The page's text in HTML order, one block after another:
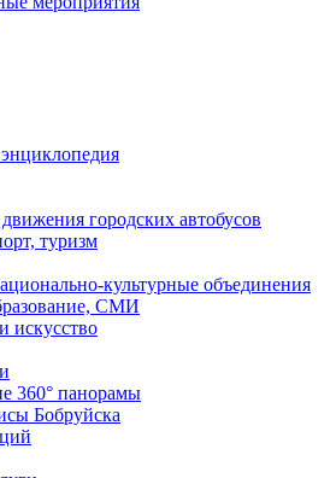
городских автобусов
туризм
культурные объединения
СМИ
искусство
360° панорамы
Бобруйска